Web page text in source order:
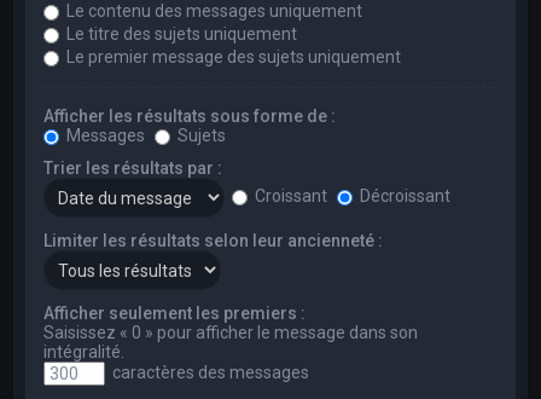
Le contenu des messages uniquement
Le titre des sujets uniquement
Le premier message des sujets uniquement
Afficher les résultats sous forme de :
Messages
Sujets
Trier les résultats par :
Croissant
Décroissant
Limiter les résultats selon leur ancienneté :
Afficher seulement les premiers :
Saisissez « 0 » pour afficher le message dans son
intégralité.
caractères des messages